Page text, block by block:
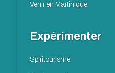
Venir en Martinique
Expérimenter
Spiritourisme